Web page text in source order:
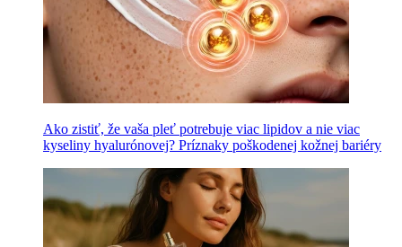
Ako zistiť, že vaša pleť potrebuje viac lipidov a nie viac
kyseliny hyalurónovej? Príznaky poškodenej kožnej bariéry